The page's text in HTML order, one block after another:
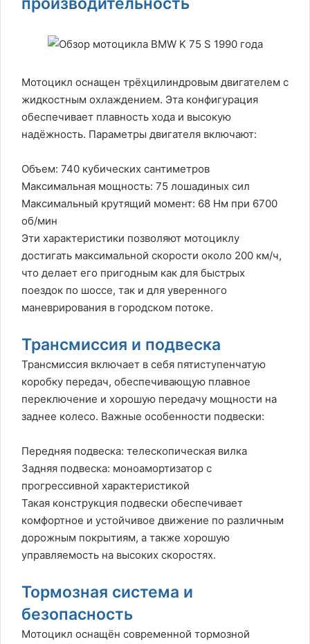
Мотоцикл оснащен трёхцилиндровым двигателем с
жидкостным охлаждением. Эта конфигурация
обеспечивает плавность хода и высокую
надёжность. Параметры двигателя включают:
Объем: 740 кубических сантиметров
Максимальная мощность: 75 лошадиных сил
Максимальный крутящий момент: 68 Нм при 6700
об/мин
Эти характеристики позволяют мотоциклу
достигать максимальной скорости около 200 км/ч,
что делает его пригодным как для быстрых
поездок по шоссе, так и для уверенного
маневрирования в городском потоке.
Трансмиссия и подвеска
Трансмиссия включает в себя пятиступенчатую
коробку передач, обеспечивающую плавное
переключение и хорошую передачу мощности на
заднее колесо. Важные особенности подвески:
Передняя подвеска: телескопическая вилка
Задняя подвеска: моноамортизатор с
прогрессивной характеристикой
Такая конструкция подвески обеспечивает
комфортное и устойчивое движение по различным
дорожным покрытиям, а также хорошую
управляемость на высоких скоростях.
Тормозная система и
безопасность
Мотоцикл оснащён современной тормозной